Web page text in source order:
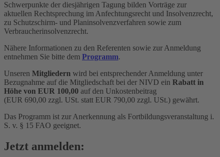
Schwerpunkte der diesjährigen Tagung bilden Vorträge zur
aktuellen Rechtsprechung im Anfechtungsrecht und Insolvenzrecht,
zu Schutzschirm- und Planinsolvenzverfahren sowie zum
Verbraucherinsolvenzrecht.
Nähere Informationen zu den Referenten sowie zur Anmeldung
entnehmen Sie bitte dem Programm.
Unseren Mitgliedern wird bei entsprechender Anmeldung unter
Bezugnahme auf die Mitgliedschaft bei der NIVD ein Rabatt in
Höhe von EUR 100,00 auf den Unkostenbeitrag
(EUR 690,00 zzgl. USt. statt EUR 790,00 zzgl. USt.) gewährt.
Das Programm ist zur Anerkennung als Fortbildungsveranstaltung i.
S. v. § 15 FAO geeignet.
Jetzt anmelden: